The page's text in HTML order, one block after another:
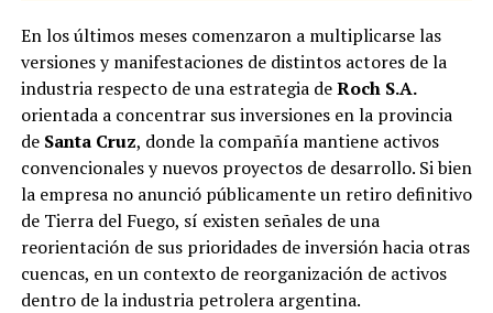
En los últimos meses comenzaron a multiplicarse las
versiones y manifestaciones de distintos actores de la
industria respecto de una estrategia deRoch S.A.
orientada a concentrar sus inversiones en la provincia
de Santa Cruz, donde la compañía mantiene activos
convencionales y nuevos proyectos de desarrollo. Si bien
la empresa no anunció públicamente un retiro definitivo
de Tierra del Fuego, sí existen señales de una
reorientación de sus prioridades de inversión hacia otras
cuencas, en un contexto de reorganización de activos
dentro de la industria petrolera argentina.